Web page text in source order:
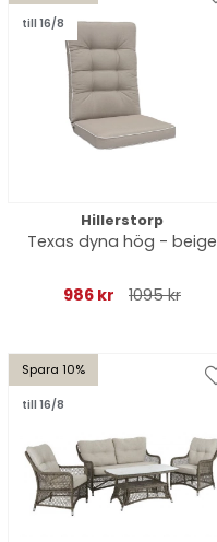
till 16/8
Hillerstorp
Texas dyna hög - beige
986 kr 1095 kr
Spara 10%
till 16/8